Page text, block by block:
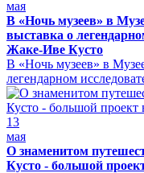
мая
В «Ночь музеев» в
выставка о
Жаке-Иве Кусто
В «Ночь музеев» в
легендарном
13
мая
О знаменитом
Кусто - большой